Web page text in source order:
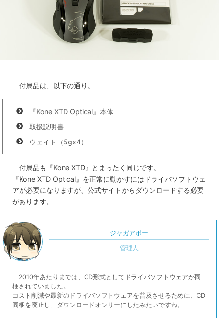
付属品は、以下の通り。
『Kone XTD Optical』本体
取扱説明書
ウェイト（5gx4）
付属品も『Kone XTD』とまったく同じです。
『Kone XTD Optical』を正常に動かすにはドライバソフトウェ
アが必要になりますが、公式サイトからダウンロードする必要
があります。
ジャガアポー
2010年あたりまでは、CD形式としてドライバソフトウェアが同
梱されていました。
コスト削減や最新のドライバソフトウェアを普及させるために、CD
同梱を廃止し、ダウンロードオンリーにしたみたいですね。